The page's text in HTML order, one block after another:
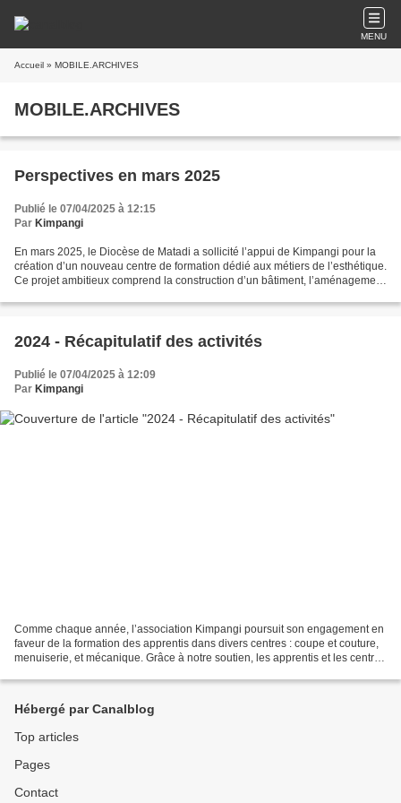
MENU
Accueil » MOBILE.ARCHIVES
MOBILE.ARCHIVES
Perspectives en mars 2025
Publié le 07/04/2025 à 12:15
Par Kimpangi
En mars 2025, le Diocèse de Matadi a sollicité l’appui de Kimpangi pour la
création d’un nouveau centre de formation dédié aux métiers de l’esthétique.
Ce projet ambitieux comprend la construction d’un bâtiment, l’aménagement
2024 - Récapitulatif des activités
Publié le 07/04/2025 à 12:09
Par Kimpangi
Comme chaque année, l’association Kimpangi poursuit son engagement en
faveur de la formation des apprentis dans divers centres : coupe et couture,
menuiserie, et mécanique. Grâce à notre soutien, les apprentis et les centre
Hébergé par Canalblog
Top articles
Pages
Contact